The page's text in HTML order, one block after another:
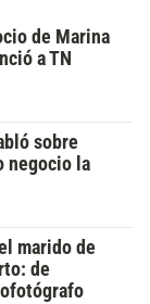
de Marina
a TN
sobre
negocio la
marido de
de